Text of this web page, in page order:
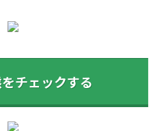
チェックする